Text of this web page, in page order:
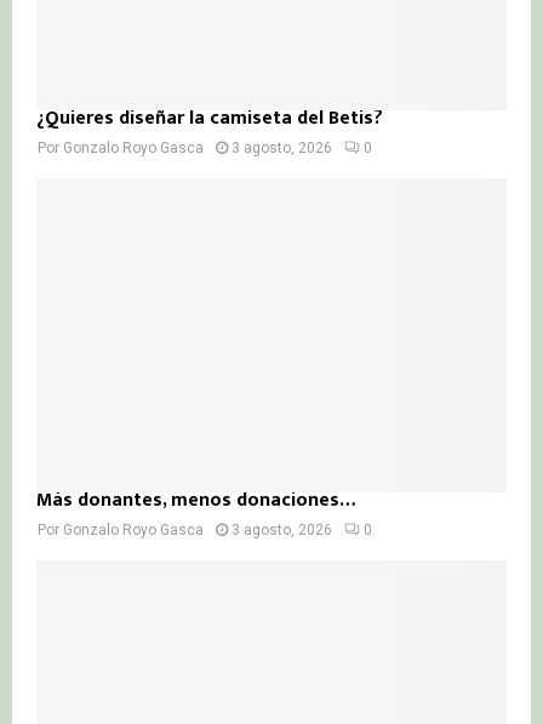
¿Quieres diseñar la camiseta del Betis?
Por Gonzalo Royo Gasca 3 agosto, 2026 0
Más donantes, menos donaciones…
Por Gonzalo Royo Gasca 3 agosto, 2026 0